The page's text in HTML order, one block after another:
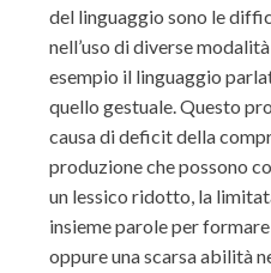
del linguaggio sono le
nell’uso di diverse
esempio il linguaggio
quello gestuale. Questo
causa di deficit della
produzione che possono
un lessico ridotto, la
insieme parole per
oppure una scarsa abilità